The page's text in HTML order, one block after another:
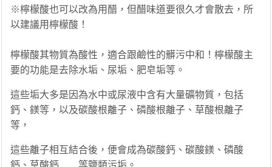
※檸檬酸也可以改為用醋，但醋味道要很久才會散去，所
以建議用檸檬酸！
檸檬酸其物質為酸性，適合跟鹼性的髒污中和！檸檬酸主
要的功能是去除水垢、尿垢、肥皂垢等。
這些垢大多是因為水中或尿液中含有大量礦物質，包括
鈣、鎂等，以及碳酸根離子、磷酸根離子、草酸根離子
等，
這些離子相互結合後，便會成為碳酸鈣、碳酸鎂、磷酸
鈣、草酸鈣……等鹽類污垢。